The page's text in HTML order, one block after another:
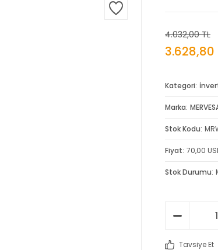
4.032,00 TL
3.628,80
Kategori
Marka
Stok Kodu
Fiyat 70,00
Stok Durumu
Tavsiye Et